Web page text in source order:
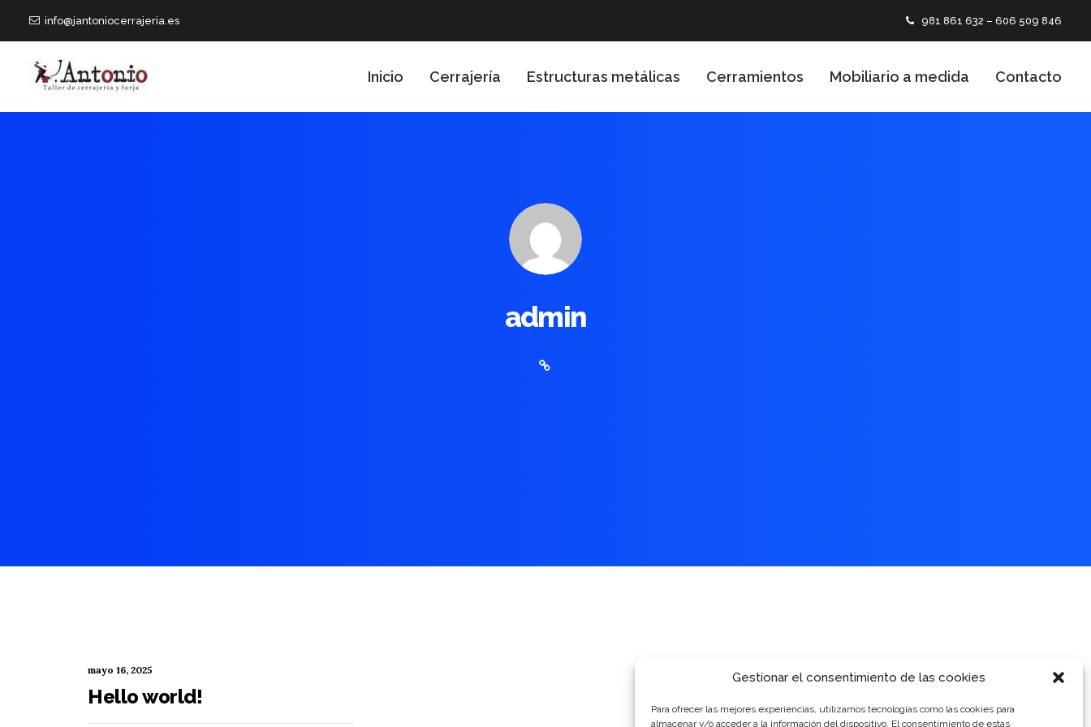
Gestionar el consentimiento de las cookies
Para ofrecer las mejores experiencias, utilizamos tecnologías como las cookies para
almacenar y/o acceder a la información del dispositivo. El consentimiento de estas
info@jantoniocerrajeria.es 981 861 632 – 606 509 846
Inicio Cerrajería Estructuras metálicas Cerramientos Mobiliario a medida Contacto
admin
mayo 16, 2025
Hello world!